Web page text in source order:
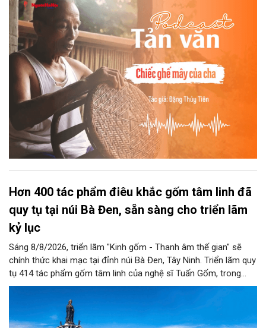
ra âm thanh kin kít chịu đựng sức nặng cơ thể con người theo
những điệu cười khúc khích.
Hơn 400 tác phẩm điêu khắc gốm tâm linh đã
quy tụ tại núi Bà Đen, sẵn sàng cho triển lãm
kỷ lục
Sáng 8/8/2026, triển lãm "Kinh gốm - Thanh âm thế gian" sẽ
chính thức khai mạc tại đỉnh núi Bà Đen, Tây Ninh. Triển lãm quy
tụ 414 tác phẩm gốm tâm linh của nghệ sĩ Tuấn Gốm, trong
không gian nghệ thuật sắp đặt nghệ thuật trên đỉnh núi quy mô
lớn nhất Việt Nam.